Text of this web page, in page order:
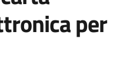
per